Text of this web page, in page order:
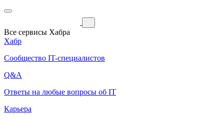
Все сервисы Хабра
Хабр
Сообщество IT-специалистов
Q&A
Ответы на любые вопросы об IT
Карьера